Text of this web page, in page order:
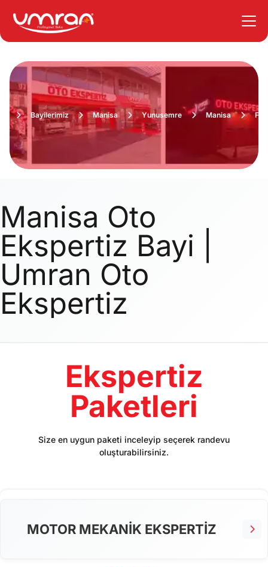
Bayilerimiz Manisa Yunusemre Manisa
Manisa Oto
Ekspertiz Bayi |
Umran Oto
Ekspertiz
Ekspertiz
Paketleri
Size en uygun paketi inceleyip seçerek randevu
oluşturabilirsiniz.
MOTOR MEKANİK EKSPERTİZ